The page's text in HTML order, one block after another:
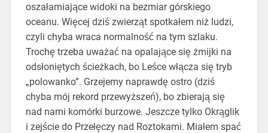
oszałamiające widoki na bezmiar górskiego
oceanu. Więcej dziś zwierząt spotkałem niż ludzi,
czyli chyba wraca normalność na tym szlaku.
Trochę trzeba uważać na opalające się żmijki na
odsłoniętych ścieżkach, bo Leśce włącza się tryb
„polowanko”. Grzejemy naprawdę ostro (dziś
chyba mój rekord przewyższeń), bo zbierają się
nad nami komórki burzowe. Jeszcze tylko Okrąglik
i zejście do Przełęczy nad Roztokami. Miałem spać